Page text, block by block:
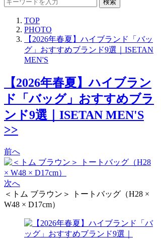
検索
TOP
PHOTO
【2026年春夏】ハイブランド「バッ
グ」おすすめブランド9選｜ISETAN
MEN'S
【2026年春夏】ハイブラン
ド「バッグ」おすすめブラ
ンド9選｜ISETAN MEN'S
>>
前へ
次へ
＜トム ブラウン＞ トートバッグ（H28 ×
W48 × D17cm）